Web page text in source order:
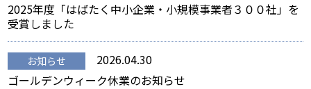
2025年度「はばたく中小企業・小規模事業者３００社」を
受賞しました
お知らせ
2026.04.30
ゴールデンウィーク休業のお知らせ